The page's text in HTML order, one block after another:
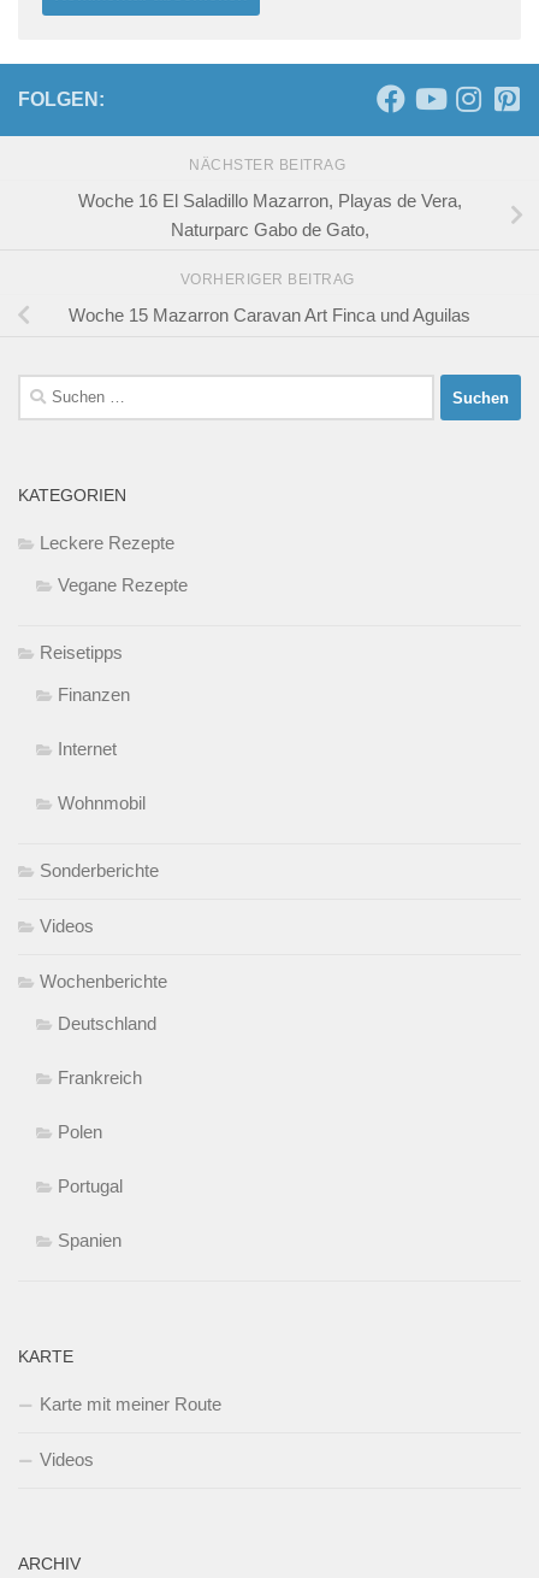
FOLGEN:
NÄCHSTER BEITRAG
Woche 16 El Saladillo Mazarron, Playas de Vera,
Naturparc Gabo de Gato,
VORHERIGER BEITRAG
Woche 15 Mazarron Caravan Art Finca und Aguilas
Suchen
nach:
KATEGORIEN
Leckere Rezepte
Vegane Rezepte
Reisetipps
Finanzen
Internet
Wohnmobil
Sonderberichte
Videos
Wochenberichte
Deutschland
Frankreich
Polen
Portugal
Spanien
KARTE
Karte mit meiner Route
Videos
ARCHIV